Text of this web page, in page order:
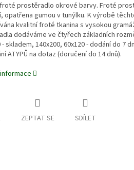
prostěradlo okrové barvy. Froté
opatřena gumou v tunýlku. K výrobě
kvalitní froté tkanina s vysokou
dodáváme ve čtyřech základních
- skladem, 140x200, 60x120 - dodání do 7
ATYPŮ na dotaz (doručení do 14 dnů).
ZEPTAT SE SDÍLET